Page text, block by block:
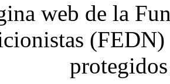
web de la
(FEDN)